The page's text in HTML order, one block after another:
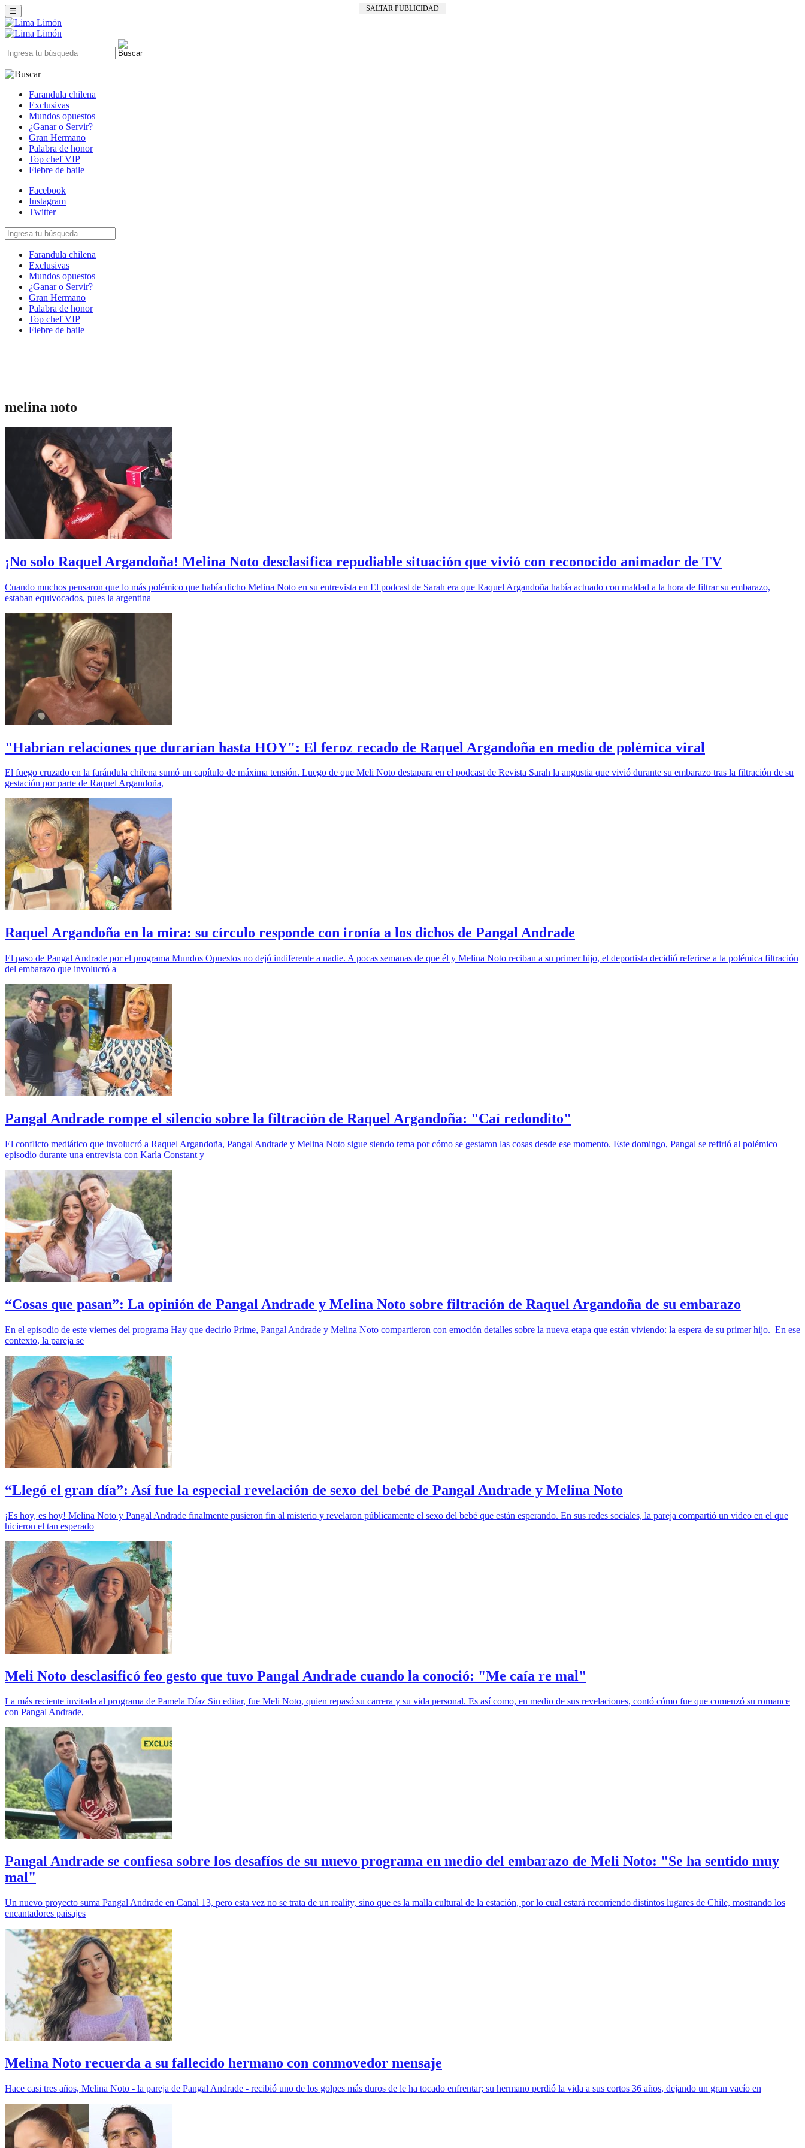
SALTAR PUBLICIDAD
☰
Farandula chilena
Exclusivas
Mundos opuestos
¿Ganar o Servir?
Gran Hermano
Palabra de honor
Top chef VIP
Fiebre de baile
Facebook
Instagram
Twitter
Farandula chilena
Exclusivas
Mundos opuestos
¿Ganar o Servir?
Gran Hermano
Palabra de honor
Top chef VIP
Fiebre de baile
melina noto
¡No solo Raquel Argandoña! Melina Noto desclasifica repudiable situación que vivió con reconocido animador de TV
Cuando muchos pensaron que lo más polémico que había dicho Melina Noto en su entrevista en El podcast de Sarah era que Raquel Argandoña había actuado con maldad a la hora de filtrar su embarazo,
estaban equivocados, pues la argentina
"Habrían relaciones que durarían hasta HOY": El feroz recado de Raquel Argandoña en medio de polémica viral
El fuego cruzado en la farándula chilena sumó un capítulo de máxima tensión. Luego de que Meli Noto destapara en el podcast de Revista Sarah la angustia que vivió durante su embarazo tras la filtración de su
gestación por parte de Raquel Argandoña,
Raquel Argandoña en la mira: su círculo responde con ironía a los dichos de Pangal Andrade
El paso de Pangal Andrade por el programa Mundos Opuestos no dejó indiferente a nadie. A pocas semanas de que él y Melina Noto reciban a su primer hijo, el deportista decidió referirse a la polémica filtración
del embarazo que involucró a
Pangal Andrade rompe el silencio sobre la filtración de Raquel Argandoña: "Caí redondito"
El conflicto mediático que involucró a Raquel Argandoña, Pangal Andrade y Melina Noto sigue siendo tema por cómo se gestaron las cosas desde ese momento. Este domingo, Pangal se refirió al polémico
episodio durante una entrevista con Karla Constant y
“Cosas que pasan”: La opinión de Pangal Andrade y Melina Noto sobre filtración de Raquel Argandoña de su embarazo
En el episodio de este viernes del programa Hay que decirlo Prime, Pangal Andrade y Melina Noto compartieron con emoción detalles sobre la nueva etapa que están viviendo: la espera de su primer hijo. En ese
contexto, la pareja se
“Llegó el gran día”: Así fue la especial revelación de sexo del bebé de Pangal Andrade y Melina Noto
¡Es hoy, es hoy! Melina Noto y Pangal Andrade finalmente pusieron fin al misterio y revelaron públicamente el sexo del bebé que están esperando. En sus redes sociales, la pareja compartió un video en el que
hicieron el tan esperado
Meli Noto desclasificó feo gesto que tuvo Pangal Andrade cuando la conoció: "Me caía re mal"
La más reciente invitada al programa de Pamela Díaz Sin editar, fue Meli Noto, quien repasó su carrera y su vida personal. Es así como, en medio de sus revelaciones, contó cómo fue que comenzó su romance
con Pangal Andrade,
Pangal Andrade se confiesa sobre los desafíos de su nuevo programa en medio del embarazo de Meli Noto: "Se ha sentido muy
mal"
Un nuevo proyecto suma Pangal Andrade en Canal 13, pero esta vez no se trata de un reality, sino que es la malla cultural de la estación, por lo cual estará recorriendo distintos lugares de Chile, mostrando los
encantadores paisajes
Melina Noto recuerda a su fallecido hermano con conmovedor mensaje
Hace casi tres años, Melina Noto - la pareja de Pangal Andrade - recibió uno de los golpes más duros de le ha tocado enfrentar; su hermano perdió la vida a sus cortos 36 años, dejando un gran vacío en